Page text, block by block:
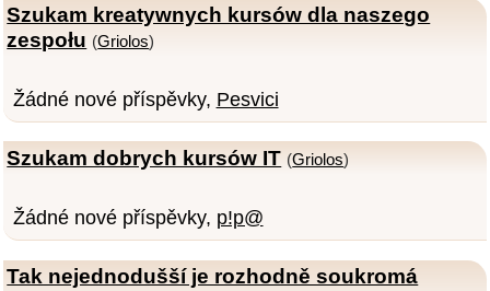
Szukam kreatywnych kursów dla naszego
zespołu (Griolos)
Žádné nové příspěvky, Pesvici
Szukam dobrych kursów IT (Griolos)
Žádné nové příspěvky, p!p@
Tak nejednodušší je rozhodně soukromá